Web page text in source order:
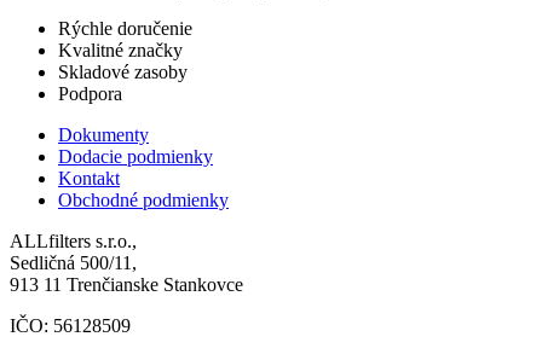
Rýchle doručenie
Kvalitné značky
Skladové zasoby
Podpora
Dokumenty
Dodacie podmienky
Kontakt
Obchodné podmienky
ALLfilters s.r.o.,
Sedličná 500/11,
913 11 Trenčianske Stankovce
IČO: 56128509